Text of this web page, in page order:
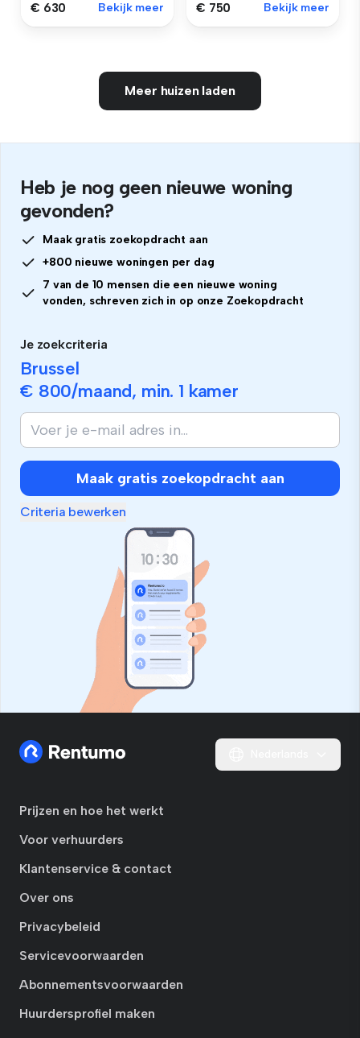
€ 630 Bekijk meer € 750 Bekijk meer
Meer huizen laden
Heb je nog geen nieuwe woning
gevonden?
Maak gratis zoekopdracht aan
+800 nieuwe woningen per dag
7 van de 10 mensen die een nieuwe woning
vonden, schreven zich in op onze Zoekopdracht
Je zoekcriteria
Brussel
€ 800/maand, min. 1 kamer
Maak gratis zoekopdracht aan
Criteria bewerken
Prijzen en hoe het werkt
Voor verhuurders
Klantenservice & contact
Over ons
Privacybeleid
Servicevoorwaarden
Abonnementsvoorwaarden
Huurdersprofiel maken